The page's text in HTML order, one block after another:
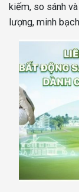
kiếm, so sánh
lượng, minh